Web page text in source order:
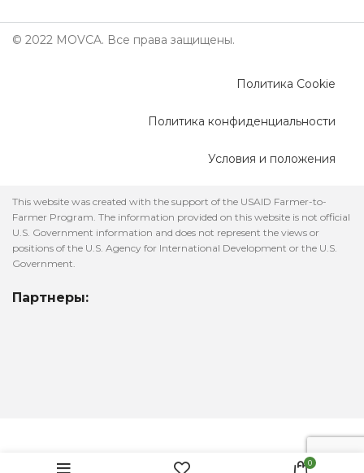
© 2022 MOVCA. Все права защищены.
Политика Cookie
Политика конфиденциальности
Условия и положения
This website was created with the support of the USAID Farmer-to-
Farmer Program. The information provided on this website is not official
U.S. Government information and does not represent the views or
positions of the U.S. Agency for International Development or the U.S.
Government.
Партнеры:
Масло — 30
150.00MDL ADD TO
0